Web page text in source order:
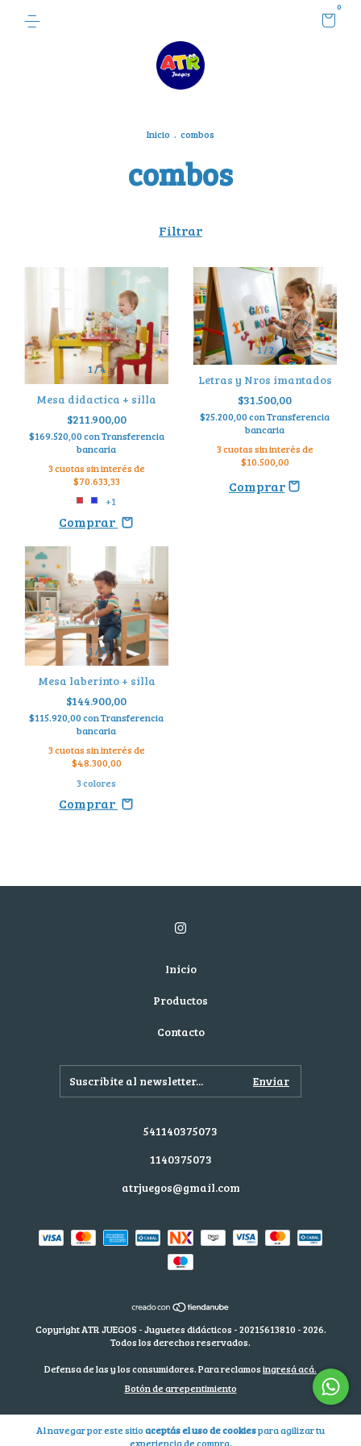
0
Al navegar por este sitioaceptás el uso de cookiespara agilizar tu
experiencia de compra.
Inicio . combos
combos
Filtrar
1/4
Mesa didactica + silla
$211.900,00
$169.520,00conTransferencia
bancaria
3cuotas sin interés de
$70.633,33
+1
Comprar
1/2
Letras y Nros imantados
$31.500,00
$25.200,00conTransferencia
bancaria
3cuotas sin interés de
$10.500,00
1 /3
Mesa laberinto + silla
$144.900,00
$115.920,00conTransferencia
bancaria
3cuotas sin interés de
$48.300,00
3 colores
Comprar
Inicio
Productos
Contacto
541140375073
1140375073
atrjuegos@gmail.com
Copyright ATR JUEGOS - Juguetes didácticos - 20215613810 - 2026.
Todos los derechos reservados.
Defensa de las y los consumidores. Para reclamosingresá acá.
Botón de arrepentimiento